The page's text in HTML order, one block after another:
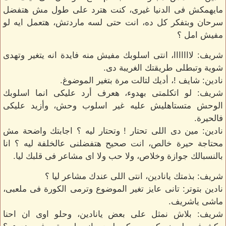
مايهمكش فى الدنيا غيرى، كنت هترد على طول مش هتفضل
سرحان وبتفكر كل ده، انت حتى لسه ماردتش، هتعمل ايه لو
مفيش امل ؟
شريف: لااااااا، انتى اسلوبك مفيش منه فايدة انه يتغير وتهدى
شوية وتبطلى طريقتك الغريبة دى.
نادين: شايف !، أديك لتالت مرة بتغير الموضوغ.
شريف: لو اتكلمتى بهدوء، هعرف أرد عليكى انما اسلوبك
الوحش متستاهليش عليه غير اسلوب وحش، وأزيد عليكى
فالحيرة.
نادين: مين دى اللى تحتار ! وتحتار ليه ؟ اجابتك واضحة مش
محتاجة حيرة خالص، انت صحيح هتفضلنى عالخلفة ليه ؟ انا
بالنسبالك جوازة وخلاص، ولا حب ولا اى مشاعر فى قلبك ليا.
شريف: بذمتك يانادين، انتى اللى عندك مشاعر ليا ؟
نادين بتوتر: تانى عايز تغير الموضوع وترمى الكورة فى ملعبى،
ماشى ياشريف.
شريف: بلاش نمثل على بعض يانادين، وحلو اوى ان احنا